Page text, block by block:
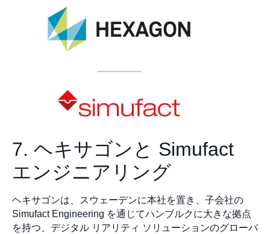
7. ヘキサゴンと Simufact
エンジニアリング
ヘキサゴンは、スウェーデンに本社を置き、子会社の
Simufact Engineering を通じてハンブルクに大きな拠点
を持つ、デジタル リアリティ ソリューションのグローバ